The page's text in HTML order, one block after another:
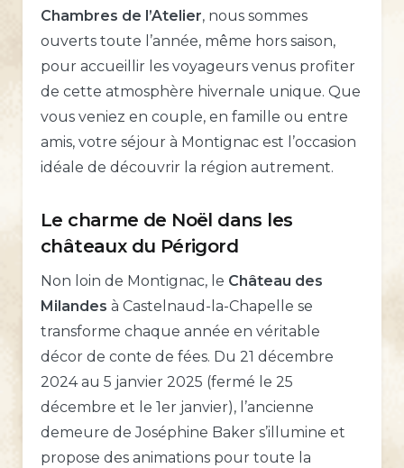
Chambres de l’Atelier, nous sommes
ouverts toute l’année, même hors saison,
pour accueillir les voyageurs venus profiter
de cette atmosphère hivernale unique. Que
vous veniez en couple, en famille ou entre
amis, votre séjour à Montignac est l’occasion
idéale de découvrir la région autrement.
Le charme de Noël dans les
châteaux du Périgord
Non loin de Montignac, le Château des
Milandes à Castelnaud-la-Chapelle se
transforme chaque année en véritable
décor de conte de fées. Du 21 décembre
2024 au 5 janvier 2025 (fermé le 25
décembre et le 1er janvier), l’ancienne
demeure de Joséphine Baker s’illumine et
propose des animations pour toute la